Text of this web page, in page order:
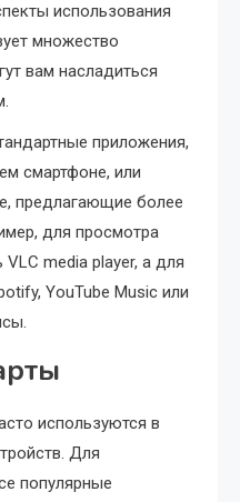
использования
множество
вам насладиться
приложения,
смартфоне, или
предлагающие более
для просмотра
media player, а для
YouTube Music или
используются в
Для
популярные